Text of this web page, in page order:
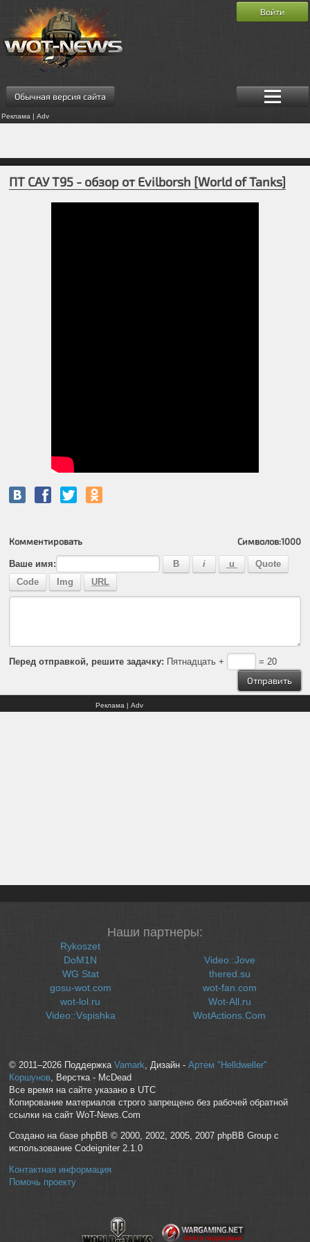
Обычная версия сайта
Реклама | Adv
Войти
ПТ САУ T95 - обзор от Evilborsh [World of Tanks]
Комментировать Символов:1000
Ваше имя:
Перед отправкой, решите задачку: Пятнадцать + = 20
Реклама | Adv
Наши партнеры:
Rykoszet
DoM1N
WG Stat
gosu-wot.com
wot-lol.ru
Video::Vspishka
Video::Jove
thered.su
wot-fan.com
Wot-All.ru
WotActions.Com
© 2011–2026 Поддержка Vamark, Дизайн - Артем "Helldweller"
Коршунов, Верстка - McDead
Все время на сайте указано в UTC
Копирование материалов строго запрещено без рабочей обратной
ссылки на сайт WoT-News.Com
Создано на базе phpBB © 2000, 2002, 2005, 2007 phpBB Group с
использование Codeigniter 2.1.0
Контактная информация
Помочь проекту